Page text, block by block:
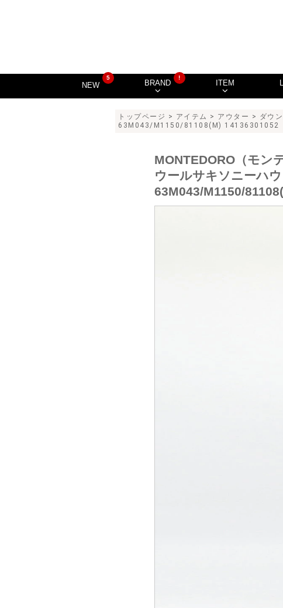
NEW
5
BRAND
!
ITEM
トップページ > アイテム > アウター > ダウン
63M043/M1150/81108(M) 14136301052